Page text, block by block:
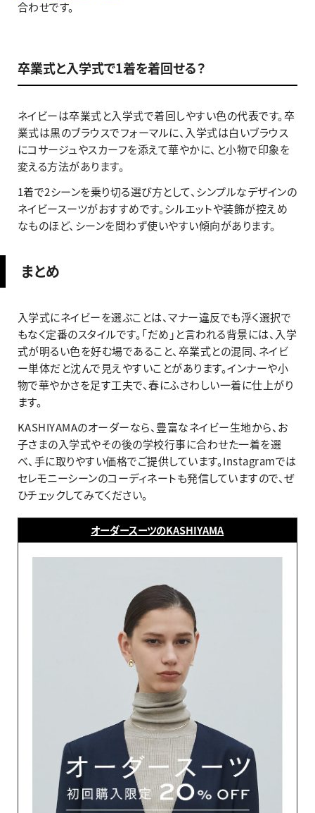
合わせです。
卒業式と入学式で1着を着回せる？
ネイビーは卒業式と入学式で着回しやすい色の代表です。卒
業式は黒のブラウスでフォーマルに、入学式は白いブラウス
にコサージュやスカーフを添えて華やかに、と小物で印象を
変える方法があります。
1着で2シーンを乗り切る選び方として、シンプルなデザインの
ネイビースーツがおすすめです。シルエットや装飾が控えめ
なものほど、シーンを問わず使いやすい傾向があります。
まとめ
入学式にネイビーを選ぶことは、マナー違反でも浮く選択で
もなく定番のスタイルです。「だめ」と言われる背景には、入学
式が明るい色を好む場であること、卒業式との混同、ネイビ
ー単体だと沈んで見えやすいことがあります。インナーや小
物で華やかさを足す工夫で、春にふさわしい一着に仕上がり
ます。
KASHIYAMAのオーダーなら、豊富なネイビー生地から、お
子さまの入学式やその後の学校行事に合わせた一着を選
べ、手に取りやすい価格でご提供しています。Instagramでは
セレモニーシーンのコーディネートも発信していますので、ぜ
ひチェックしてみてください。
オーダースーツのKASHIYAMA